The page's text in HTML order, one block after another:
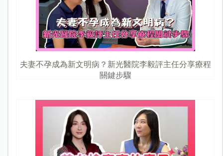
夫妻不孕成為新文明病？新光醫院李毅評主任分享療程
關鍵步驟